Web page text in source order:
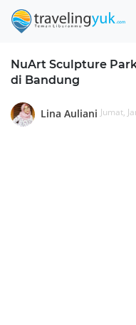
NuArt Sculpture
di Bandung
Lina Auliani Jumat,